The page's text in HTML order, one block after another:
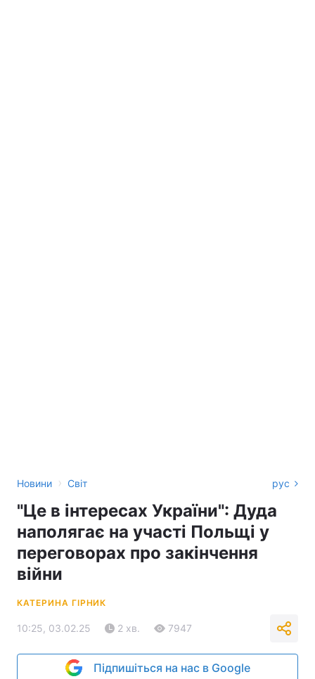
Новини › Світ рус
"Це в інтересах України": Дуда
наполягає на участі Польщі у
переговорах про закінчення
війни
КАТЕРИНА ГІРНИК
10:25, 03.02.25 2 хв. 7947
Підпишіться на нас в Google